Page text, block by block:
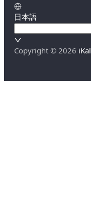
日本語
Copyright © 2026